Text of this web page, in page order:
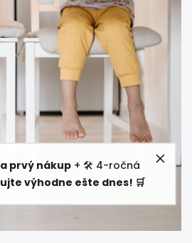
prvý nákup+ 🛠️ 4-ročná
výhodne ešte dnes! 🛒